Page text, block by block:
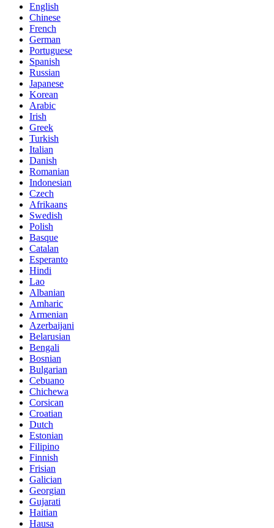
English
Chinese
French
German
Portuguese
Spanish
Russian
Japanese
Korean
Arabic
Irish
Greek
Turkish
Italian
Danish
Romanian
Indonesian
Czech
Afrikaans
Swedish
Polish
Basque
Catalan
Esperanto
Hindi
Lao
Albanian
Amharic
Armenian
Azerbaijani
Belarusian
Bengali
Bosnian
Bulgarian
Cebuano
Chichewa
Corsican
Croatian
Dutch
Estonian
Filipino
Finnish
Frisian
Galician
Georgian
Gujarati
Haitian
Hausa